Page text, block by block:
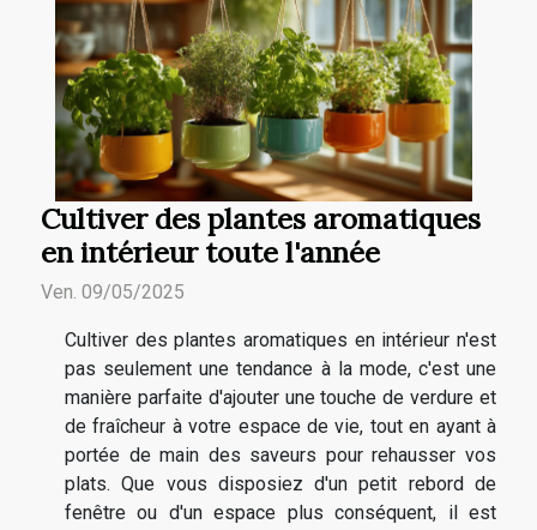
Cultiver des plantes aromatiques
en intérieur toute l'année
Ven. 09/05/2025
Cultiver des plantes aromatiques en intérieur n'est
pas seulement une tendance à la mode, c'est une
manière parfaite d'ajouter une touche de verdure et
de fraîcheur à votre espace de vie, tout en ayant à
portée de main des saveurs pour rehausser vos
plats. Que vous disposiez d'un petit rebord de
fenêtre ou d'un espace plus conséquent, il est